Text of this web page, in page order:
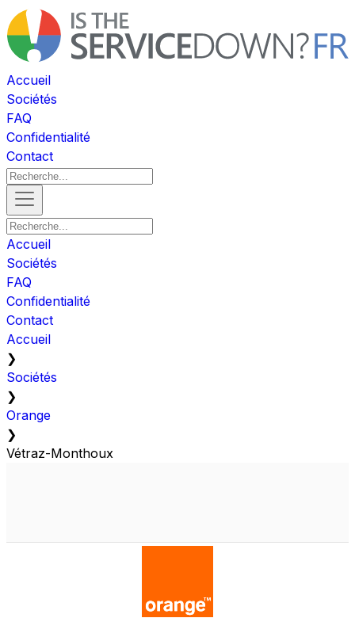
Accueil
Sociétés
FAQ
Confidentialité
Contact
Accueil
Sociétés
FAQ
Confidentialité
Contact
Accueil
❯
Sociétés
❯
Orange
❯
Vétraz-Monthoux